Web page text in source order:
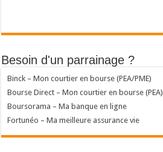
Besoin d'un parrainage ?
Binck – Mon courtier en bourse (PEA/PME)
Bourse Direct – Mon courtier en bourse (PEA)
Boursorama – Ma banque en ligne
Fortunéo – Ma meilleure assurance vie